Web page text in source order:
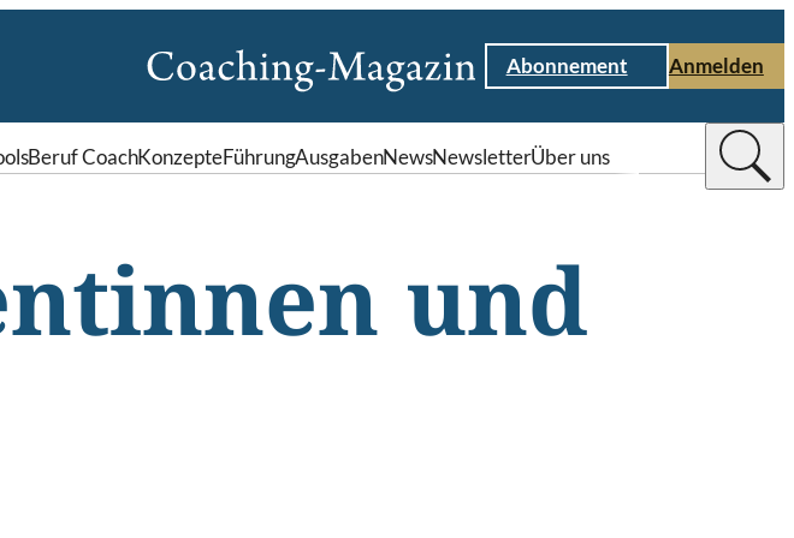
Abonnement Anmelden
Beruf CoachKonzepteFührungAusgabenNewsNewsletterÜber uns
und